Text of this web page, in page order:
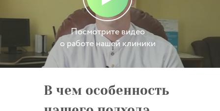
Посмотрите видео
о работе нашей клиники
В чем особенность